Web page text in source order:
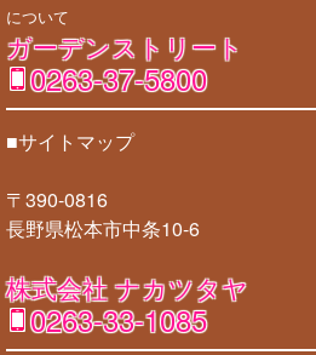
について
ガーデンストリート
0263-37-5800
■サイトマップ
〒390-0816
長野県松本市中条10-6
株式会社 ナカツタヤ
0263-33-1085